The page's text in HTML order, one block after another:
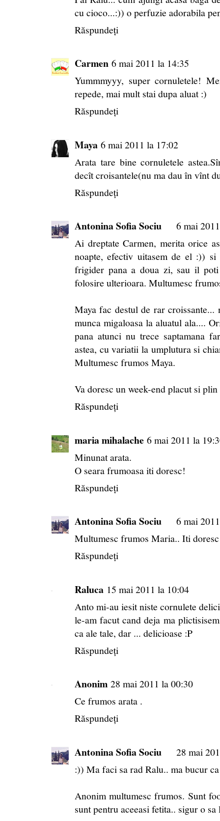
cu cioco...:)) o perfuzie adorabila
Răspundeți
Carmen 6 mai 2011 la 14:35
Yummmyyy, super cornuletele!
repede, mai mult stai dupa aluat :)
Răspundeți
Maya 6 mai 2011 la 17:02
Arata tare bine cornuletele
decît croisantele(nu ma dau în vînt
Răspundeți
Antonina Sofia Sociu
6 mai
Ai dreptate Carmen, merita orice
noapte, efectiv uitasem de el :))
frigider pana a doua zi, sau il
folosire ulterioara. Multumesc
Maya fac destul de rar
munca migaloasa la aluatul ala....
pana atunci nu trece saptamana
astea, cu variatii la umplutura si
Multumesc frumos Maya.
Va doresc un week-end placut si
Răspundeți
maria mihalache 6 mai 2011 la
Minunat arata.
O seara frumoasa iti doresc!
Răspundeți
Antonina Sofia Sociu
6 mai
Multumesc frumos Maria.. Iti
Răspundeți
Raluca 15 mai 2011 la 10:04
Anto mi-au iesit niste cornulete
le-am facut cand deja ma
ca ale tale, dar ... delicioase :P
Răspundeți
Anonim 28 mai 2011 la 00:30
Ce frumos arata .
Răspundeți
Antonina Sofia Sociu
28 mai
:)) Ma faci sa rad Ralu.. ma bucur
Anonim multumesc frumos. Sunt
sunt pentru aceeasi fetita.. sigur o